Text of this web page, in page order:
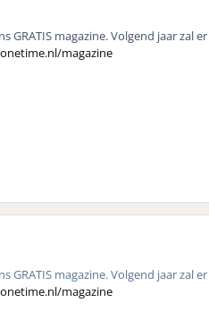
magazine. Volgend jaar zal
magazine
magazine. Volgend jaar zal
magazine